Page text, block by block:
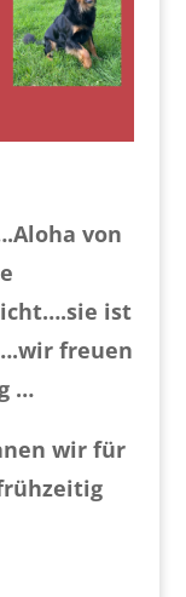
von
ist
freuen
…
wir für